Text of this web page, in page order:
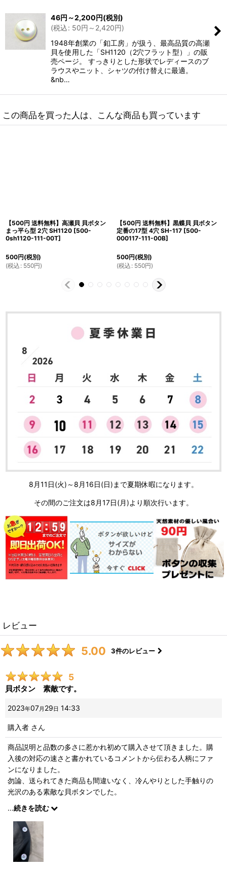
46円 ～2,200円(税別)
(税込: 50円 ～2,420円)
1948年創業の「釦工房」が扱う、最高品質の高瀬
貝を使用した「SH1120（2穴フラット型）」の販
売ページ。 すっきりとした形状でレディースのブ
ラウスやニット、シャツの付け替えに最適。
&nb…
この商品を買った人は、こんな商品も買っています
【500円 送料無料】高瀬貝 貝ボタン
まっ平ら型 2穴 SH1120 [500-
0sh1120-111-00T]
500円(税別)
(税込 : 550円)
【500円 送料無料】黒蝶貝 貝ボタン
定番の17型 4穴 SH-117 [500-
000117-111-00B]
500円(税別)
(税込 : 550円)
8月11日(火)～8月16日(日)まで夏期休暇になります。
その間のご注文は8月17日(月)より順次行います。
レビュー
5.00 3件のレビュー
5
貝ボタン 素敵です。
2023年07月 29日 14:33
購入者 さん
商品説明と品数の多さに惹かれ初めて購入させて頂きました。購
入後の対応の速さと書かれているコメントから伝わる人柄にファ
ンになりました。
勿論、送られてきた商品も間違いなく、冷んやりとした手触りの
光沢のある素敵な貝ボタンでした。
ありがとうございました。
...続きを読む